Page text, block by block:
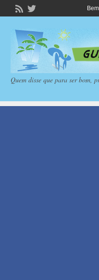
Quem disse que para ser bom,